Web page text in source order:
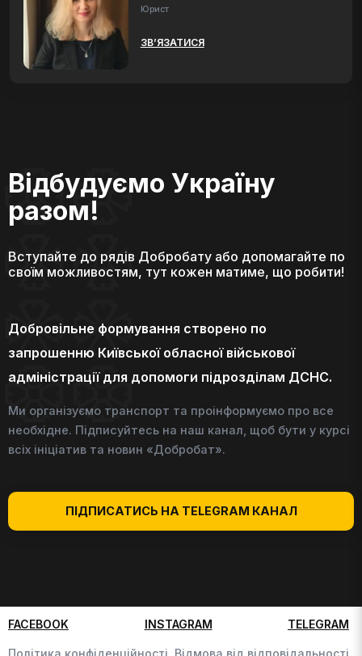
Юрист
ЗВ’ЯЗАТИСЯ
Відбудуємо Україну
разом!
Вступайте до рядів Добробату або допомагайте по
своїм можливостям, тут кожен матиме, що робити!
Добровільне формування створено по
запрошенню Київської обласної військової
адміністрації для допомоги підрозділам ДСНС.
Ми організуємо транспорт та проінформуємо про все
необхідне. Підписуйтесь на наш канал, щоб бути у курсі
всіх ініціатив та новин «Добробат».
ПІДПИСАТИСЬ НА TELEGRAM КАНАЛ
FACEBOOK INSTAGRAM TELEGRAM
Політика конфіденційності, Відмова від відповідальності